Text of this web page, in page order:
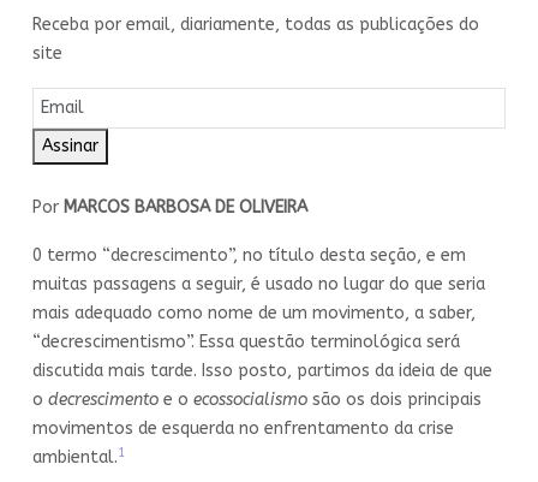
Receba por email, diariamente, todas as publicações do
site
Assinar
Por MARCOS BARBOSA DE OLIVEIRA
0 termo “decrescimento”, no título desta seção, e em
muitas passagens a seguir, é usado no lugar do que seria
mais adequado como nome de um movimento, a saber,
“decrescimentismo”. Essa questão terminológica será
discutida mais tarde. Isso posto, partimos da ideia de que
o decrescimento e o ecossocialismo são os dois principais
movimentos de esquerda no enfrentamento da crise
ambiental.1